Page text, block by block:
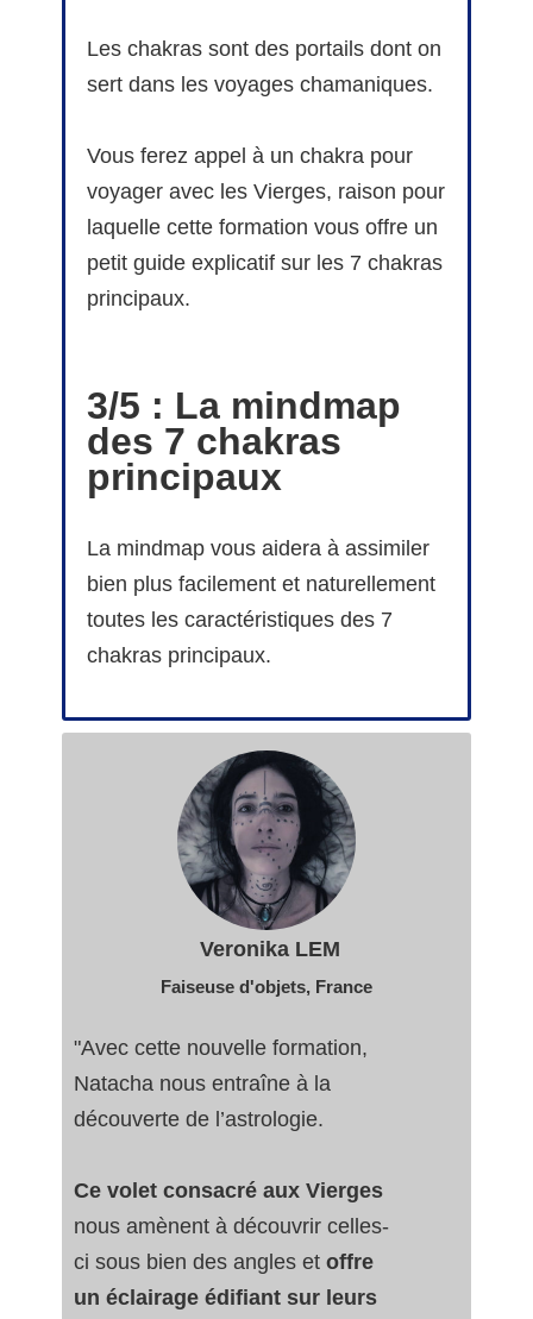
Les chakras sont des portails dont on
sert dans les voyages chamaniques.
Vous ferez appel à un chakra pour
voyager avec les Vierges, raison pour
laquelle cette formation vous offre un
petit guide explicatif sur les 7 chakras
principaux.
3/5 : La mindmap
des 7 chakras
principaux
La mindmap vous aidera à assimiler
bien plus facilement et naturellement
toutes les caractéristiques des 7
chakras principaux.
Veronika LEM
Faiseuse d'objets, France
"Avec cette nouvelle formation,
Natacha nous entraîne à la
découverte de l’astrologie.
Ce volet consacré aux Vierges
nous amènent à découvrir celles-
ci sous bien des angles et offre
un éclairage édifiant sur leurs